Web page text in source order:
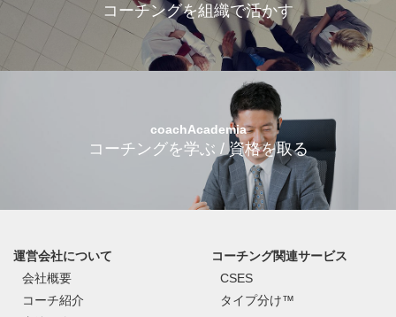
コーチングを組織で活かす
coachAcademia
コーチングを学ぶ / 資格を取る
運営会社について
会社概要
コーチ紹介
コーチング関連サービス
CSES
タイプ分け™